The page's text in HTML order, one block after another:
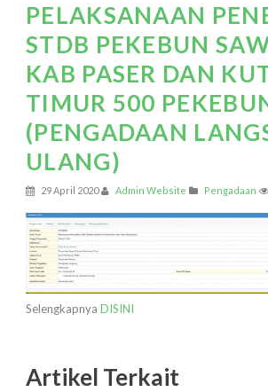
PELAKSANAAN
STDB PEKEBUN
KAB PASER DAN
TIMUR 500
(PENGADAAN
ULANG)
29 April 2020 Admin Website Pengadaan
Selengkapnya DISINI
Artikel Terkait